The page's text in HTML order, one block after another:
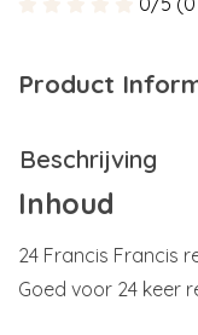
Product
Beschrijving
Inhoud
24 Francis Francis
Goed voor 24 keer